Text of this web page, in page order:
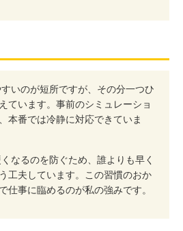
いのが短所ですが、その分一つひ
ています。事前のシミュレーショ
本番では冷静に対応できていま
なるのを防ぐため、誰よりも早く
工夫しています。この習慣のおか
仕事に臨めるのが私の強みです。